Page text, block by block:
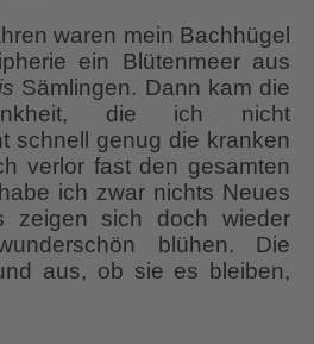
waren mein Bachhügel
ein Blütenmeer aus
Sämlingen. Dann kam die
die ich nicht
schnell genug die kranken
verlor fast den gesamten
ich zwar nichts Neues
zeigen sich doch wieder
blühen. Die
aus, ob sie es bleiben,